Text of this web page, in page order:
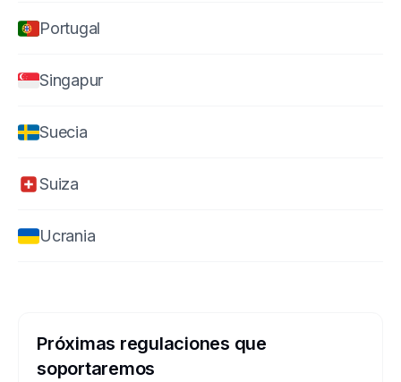
Portugal
Singapur
Suecia
Suiza
Ucrania
Próximas regulaciones que
soportaremos